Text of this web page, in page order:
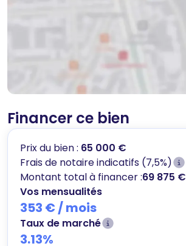
Financer ce bien
Prix du bien : 65 000 €
Frais de notaire indicatifs (7,5%)
Montant total à financer :69 875 €
Vos mensualités
353 € / mois
Taux de marché
3.13%